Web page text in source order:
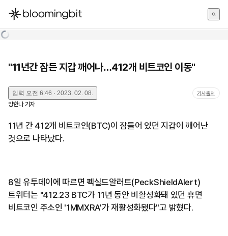
한국어
"11년간 잠든 지갑 깨어나…412개 비트코인 이동"
입력 오전 6:46 · 2023. 02. 08. 기사출처
양한나 기자
11년 간 412개 비트코인(BTC)이 잠들어 있던 지갑이 깨어난
것으로 나타났다.
8일 유투데이에 따르면 펙실드알러트(PeckShieldAlert)
트위터는 "412.23 BTC가 11년 동안 비활성화돼 있던 휴면
비트코인 주소인 '1MMXRA'가 재활성화됐다"고 밝혔다.